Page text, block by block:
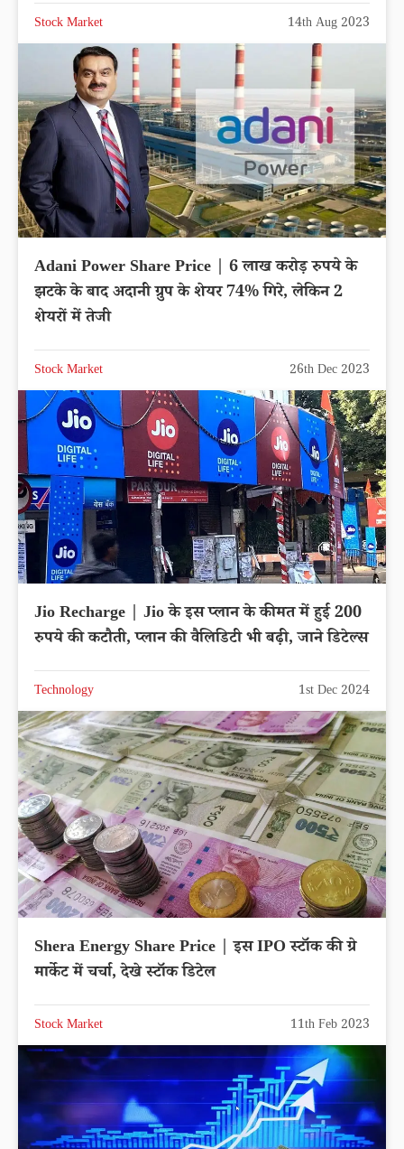
Stock Market 14th Aug 2023
Adani Power Share Price | 6 लाख करोड़ रुपये के
झटके के बाद अदानी ग्रुप के शेयर 74% गिरे, लेकिन 2
शेयरों में तेजी
Stock Market 26th Dec 2023
Jio Recharge | Jio के इस प्लान के कीमत में हुई 200
रुपये की कटौती, प्लान की वैलिडिटी भी बढ़ी, जाने डिटेल्स
Technology 1st Dec 2024
Shera Energy Share Price | इस IPO स्टॉक की ग्रे
मार्केट में चर्चा, देखे स्टॉक डिटेल
Stock Market 11th Feb 2023